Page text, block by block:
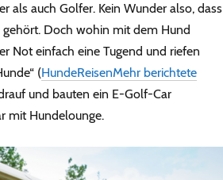
als auch Golfer. Kein Wunder also, dass
Doch wohin mit dem Hund
Not einfach eine Tugend und riefen
(HundeReisenMehr berichtete
und bauten ein E-Golf-Car
mit Hundelounge.